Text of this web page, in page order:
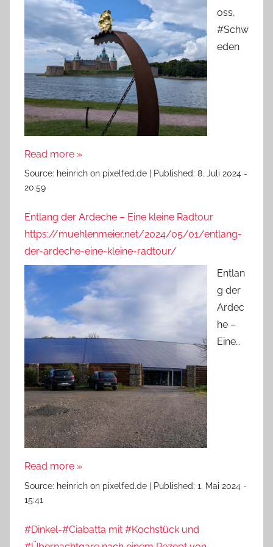
oss,
#Schw
eden
Read more »
Source: heinrich on pixelfed.de Published: 8. Juli 2024 -
20:59
Entlang der Ardeche – Eine kleine Radtour
https://muehlenmeier.net/2024/05/01/entlang-
der-ardeche-eine-kleine-radtour/
Entlan
g der
Ardec
he –
Eine…
Read more »
Source: heinrich on pixelfed.de Published: 1. Mai 2024 -
15:41
#Dinkel-#Ciabatta mit #Kochstück und